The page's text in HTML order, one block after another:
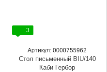
3
Артикул: 0000755962
Стол письменный BIU/140
Каби Гербор